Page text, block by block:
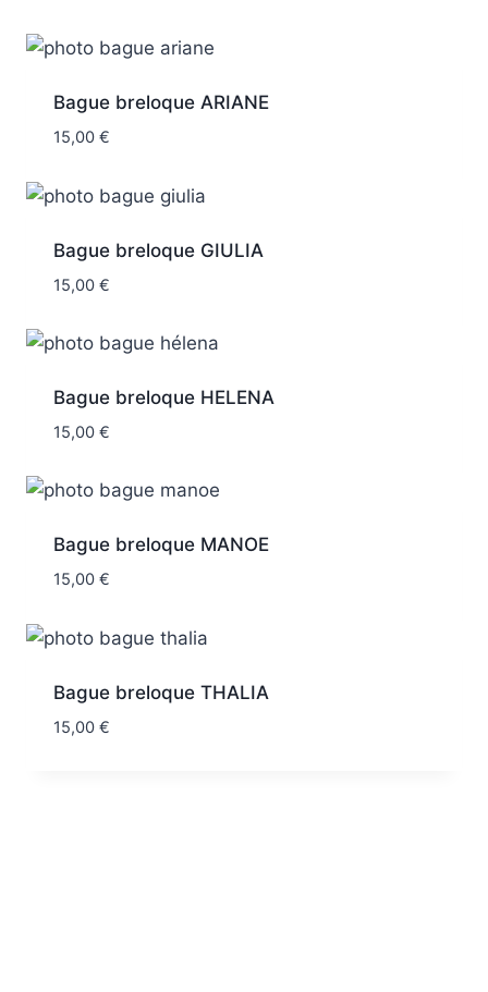
Bague breloque ARIANE
15,00 €
Bague breloque GIULIA
15,00 €
Bague breloque HELENA
15,00 €
Bague breloque MANOE
15,00 €
Bague breloque THALIA
15,00 €